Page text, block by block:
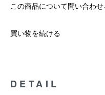
この商品について問い合わせ
買い物を続ける
DETAIL